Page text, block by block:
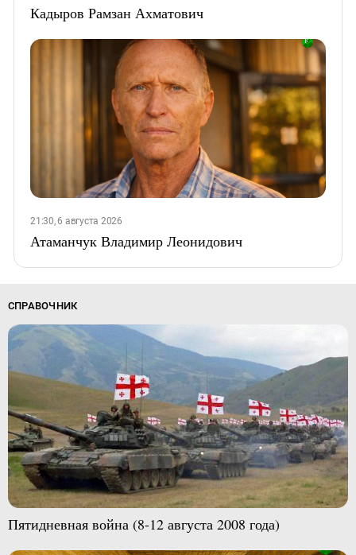
Кадыров Рамзан Ахматович
21:30, 6 августа 2026
Атаманчук Владимир Леонидович
СПРАВОЧНИК
Пятидневная война (8-12 августа 2008 года)